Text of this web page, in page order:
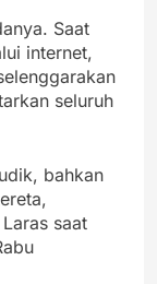
Saat
internet,
seluruh
bahkan
saat